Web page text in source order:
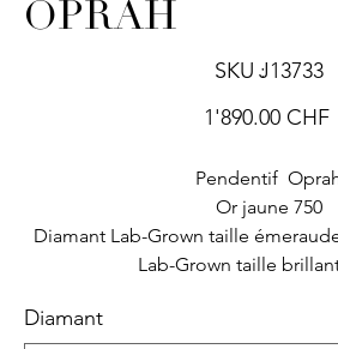
OPRAH
SKU :SKU
J13733
J13733
Prix
1'890.00 CHF
Pendentif
Or jaune 750
Diamant Lab-Grown taille
Lab-Grown taille
Diamant